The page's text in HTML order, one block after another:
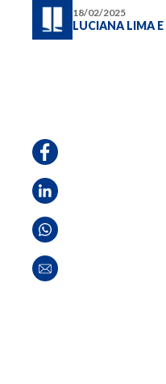
18/02/2025
LUCIANA LIMA E